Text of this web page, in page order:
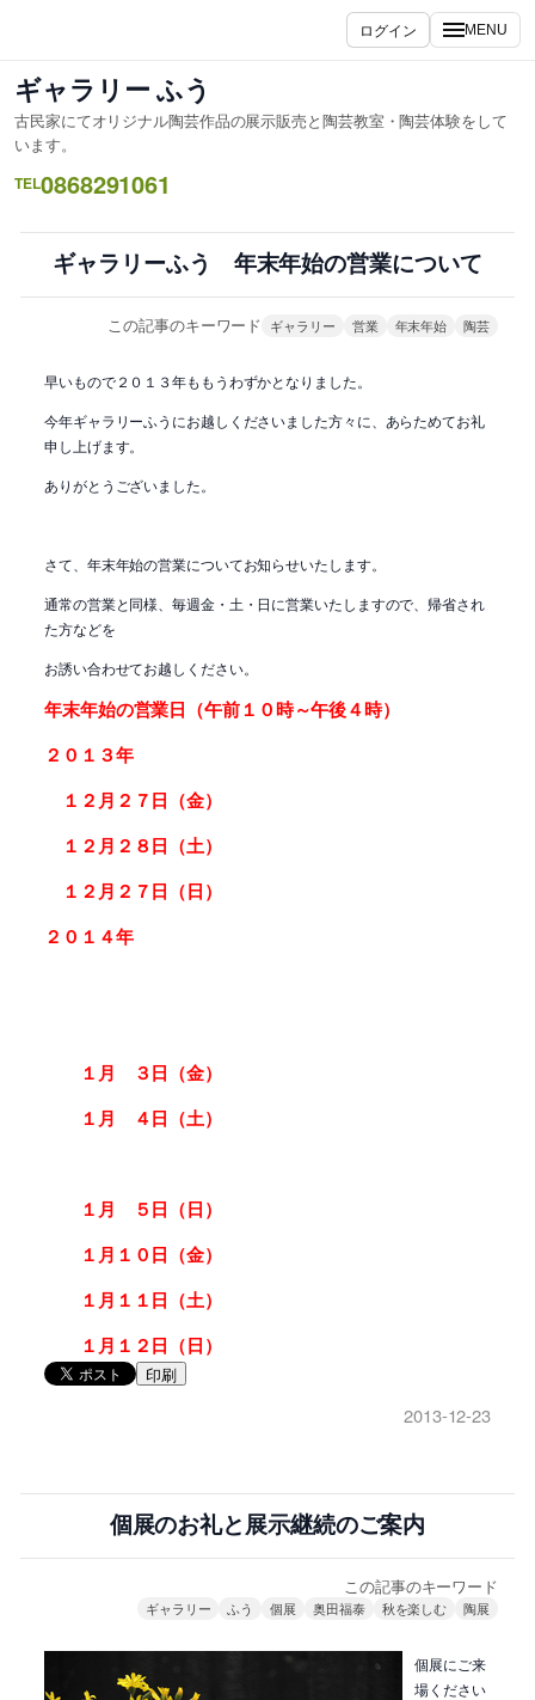
ス
キ
ッ
プ
ログイン MENU
ギャラリー ふう
古民家にてオリジナル陶芸作品の展示販売と陶芸教室・陶芸体験をして
います。
TEL0868291061
ギャラリーふう 年末年始の営業について
この記事のキーワード ギャラリー 営業 年末年始 陶芸
早いもので２０１３年ももうわずかとなりました。
今年ギャラリーふうにお越しくださいました方々に、あらためてお礼
申し上げます。
ありがとうございました。
さて、年末年始の営業についてお知らせいたします。
通常の営業と同様、毎週金・土・日に営業いたしますので、帰省され
た方などを
お誘い合わせてお越しください。
年末年始の営業日（午前１０時～午後４時）
２０１３年
１２月２７日（金）
１２月２８日（土）
１２月２７日（日）
２０１４年
１月 ３日（金）
１月 ４日（土）
１月 ５日（日）
１月１０日（金）
１月１１日（土）
１月１２日（日）
印刷
2013-12-23
個展のお礼と展示継続のご案内
この記事のキーワード
ギャラリー ふう 個展 奥田福泰 秋を楽しむ 陶展
個展にご来
場ください